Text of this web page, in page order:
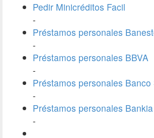
Pedir Minicréditos Facil
-
Préstamos personales
-
Préstamos personales BBVA
-
Préstamos personales
-
Préstamos personales Bankia
-